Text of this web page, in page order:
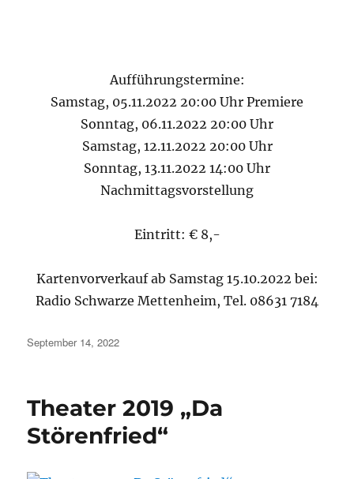
Aufführungstermine:
Samstag, 05.11.2022 20:00 Uhr Premiere
Sonntag, 06.11.2022 20:00 Uhr
Samstag, 12.11.2022 20:00 Uhr
Sonntag, 13.11.2022 14:00 Uhr
Nachmittagsvorstellung
Eintritt: € 8,-
Kartenvorverkauf ab Samstag 15.10.2022 bei:
Radio Schwarze Mettenheim, Tel. 08631 7184
Veröffentlicht
September 14, 2022
Theater 2019 „Da
Störenfried“